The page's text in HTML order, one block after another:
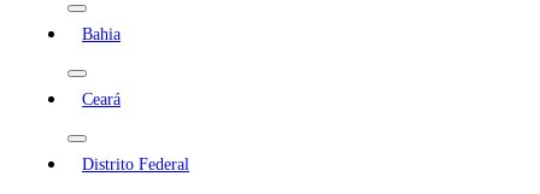
Bahia
Ceará
Distrito Federal